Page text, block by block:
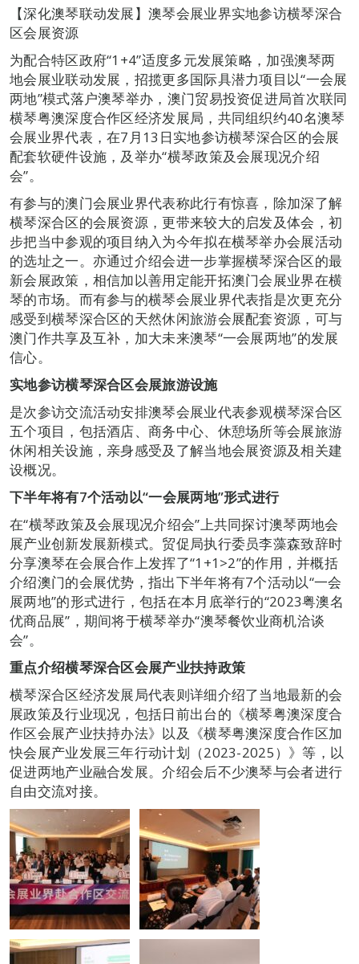
【深化澳琴联动发展】澳琴会展业界实地参访横琴深合
区会展资源
为配合特区政府“1+4”适度多元发展策略，加强澳琴两
地会展业联动发展，招揽更多国际具潜力项目以“一会展
两地”模式落户澳琴举办，澳门贸易投资促进局首次联同
横琴粤澳深度合作区经济发展局，共同组织约40名澳琴
会展业界代表，在7月13日实地参访横琴深合区的会展
配套软硬件设施，及举办“横琴政策及会展现况介绍
会”。
有参与的澳门会展业界代表称此行有惊喜，除加深了解
横琴深合区的会展资源，更带来较大的启发及体会，初
步把当中参观的项目纳入为今年拟在横琴举办会展活动
的选址之一。亦通过介绍会进一步掌握横琴深合区的最
新会展政策，相信加以善用定能开拓澳门会展业界在横
琴的市场。而有参与的横琴会展业界代表指是次更充分
感受到横琴深合区的天然休闲旅游会展配套资源，可与
澳门作共享及互补，加大未来澳琴“一会展两地”的发展
信心。
实地参访横琴深合区会展旅游设施
是次参访交流活动安排澳琴会展业代表参观横琴深合区
五个项目，包括酒店、商务中心、休憩场所等会展旅游
休闲相关设施，亲身感受及了解当地会展资源及相关建
设概况。
下半年将有7个活动以“一会展两地”形式进行
在“横琴政策及会展现况介绍会”上共同探讨澳琴两地会
展产业创新发展新模式。贸促局执行委员李藻森致辞时
分享澳琴在会展合作上发挥了“1+1>2”的作用，并概括
介绍澳门的会展优势，指出下半年将有7个活动以“一会
展两地”的形式进行，包括在本月底举行的“2023粤澳名
优商品展”，期间将于横琴举办“澳琴餐饮业商机洽谈
会”。
重点介绍横琴深合区会展产业扶持政策
横琴深合区经济发展局代表则详细介绍了当地最新的会
展政策及行业现况，包括日前出台的《横琴粤澳深度合
作区会展产业扶持办法》以及《横琴粤澳深度合作区加
快会展产业发展三年行动计划（2023-2025）》等，以
促进两地产业融合发展。介绍会后不少澳琴与会者进行
自由交流对接。